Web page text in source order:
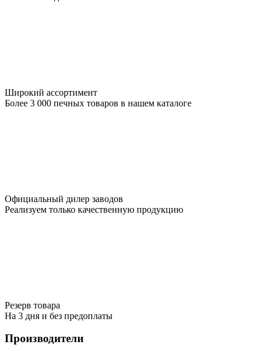
Широкий ассортимент
Более 3 000 печных товаров в нашем каталоге
Официальный дилер заводов
Реализуем только качественную продукцию
Резерв товара
На 3 дня и без предоплаты
Производители